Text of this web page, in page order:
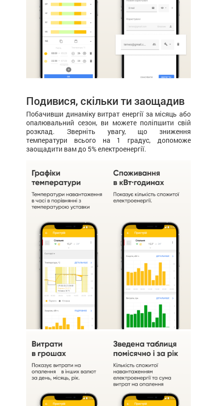
Подивися, скільки ти заощадив
Побачивши динаміку витрат енергії за місяць або
опалювальний сезон, ви можете поліпшити свій
розклад. Зверніть увагу, що зниження
температури всього на 1 градус, допоможе
заощадити вам до 5% електроенергії.